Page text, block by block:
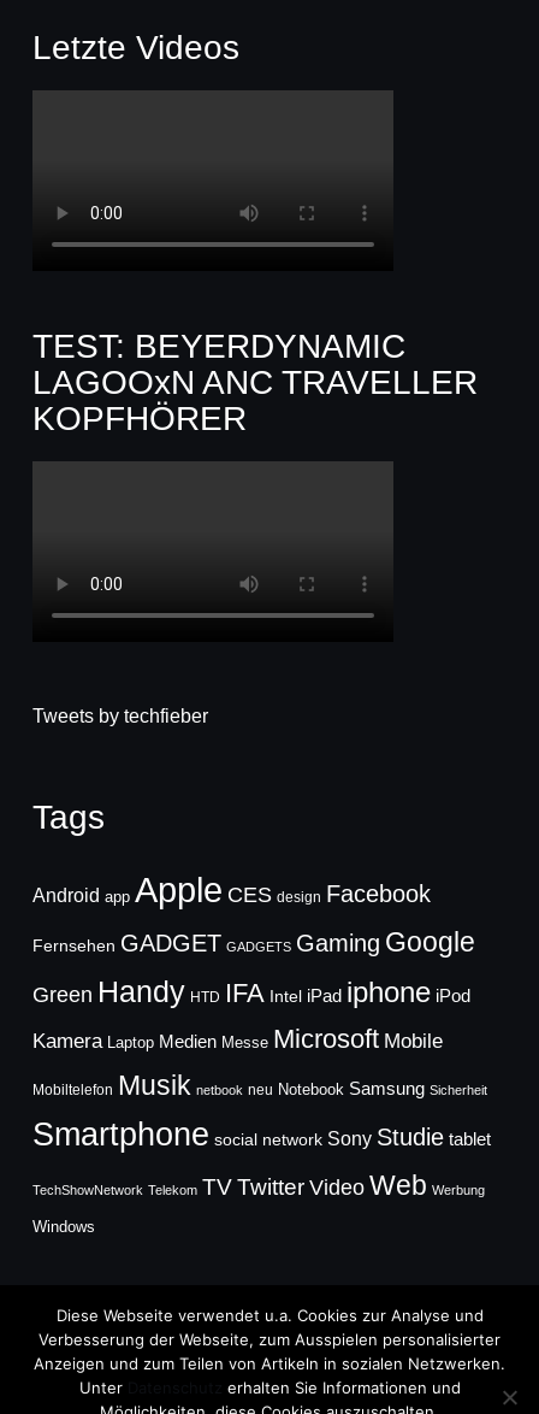
Letzte Videos
TEST: BEYERDYNAMIC
LAGOOxN ANC TRAVELLER
KOPFHÖRER
Tweets by techfieber
Tags
Android app Apple CES design Facebook
Fernsehen GADGET GADGETS Gaming Google
Green Handy HTD IFA Intel iPad iphone iPod
Kamera Laptop Medien Messe Microsoft Mobile
Mobiltelefon Musik netbook neu Notebook Samsung Sicherheit
Smartphone social network Sony Studie tablet
TechShowNetwork Telekom TVTwitter Video Web Werbung
Windows
Copyright © 2026
TechFieber Blog
Diese Webseite verwendet u.a. Cookies zur Analyse und
Verbesserung der Webseite, zum Ausspielen personalisierter
Anzeigen und zum Teilen von Artikeln in sozialen Netzwerken.
Unter
erhalten Sie Informationen und